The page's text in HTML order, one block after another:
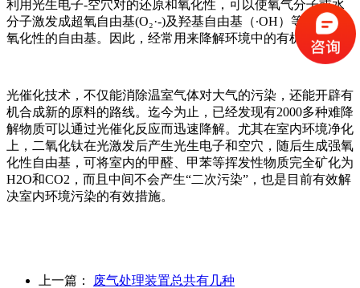
利用光生电子-空穴对的还原和氧化性，可以使氧气分子或水
分子激发成超氧自由基(O₂·-)及羟基自由基（∙OH）等具有强
氧化性的自由基。因此，经常用来降解环境中的有机污染物。
光催化技术，不仅能消除温室气体对大气的污染，还能开辟有
机合成新的原料的路线。迄今为止，已经发现有2000多种难降
解物质可以通过光催化反应而迅速降解。尤其在室内环境净化
上，二氧化钛在光激发后产生光生电子和空穴，随后生成强氧
化性自由基，可将室内的甲醛、甲苯等挥发性物质完全矿化为
H2O和CO2，而且中间不会产生“二次污染”，也是目前有效解
决室内环境污染的有效措施。
上一篇：
废气处理装置总共有几种